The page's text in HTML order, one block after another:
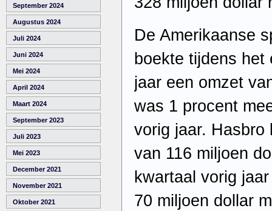
September 2024
Augustus 2024
Juli 2024
Juni 2024
Mei 2024
April 2024
Maart 2024
September 2023
Juli 2023
Mei 2023
December 2021
November 2021
Oktober 2021
De Amerikaanse
boekte tijdens
jaar een omzet
was 1 procent
vorig jaar. Hasbro
van 116 miljoen
kwartaal vorig
70 miljoen dollar